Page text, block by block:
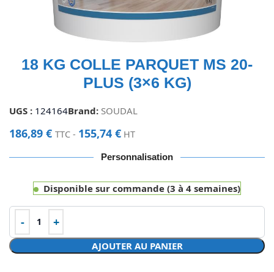
18 KG COLLE PARQUET MS 20-
PLUS (3×6 KG)
UGS : 124164Brand: SOUDAL
186,89 € TTC - 155,74 € HT
Personnalisation
Disponible sur commande (3 à 4 semaines)
AJOUTER AU PANIER